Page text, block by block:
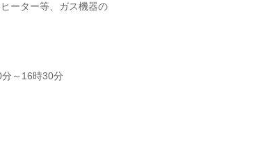
ーター等、ガス機器の
～16時30分